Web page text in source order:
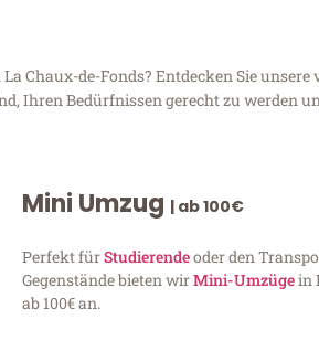
Chaux-de-Fonds? Entdecken Sie
Ihren Bedürfnissen gerecht zu werden
Mini Umzug | ab 100€
Perfekt fürStudierendeoder den
Gegenstände bieten wirMini-Umzügein
ab 100€ an.